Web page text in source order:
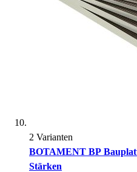
2 Varianten
BOTAMENT BP
Stärken